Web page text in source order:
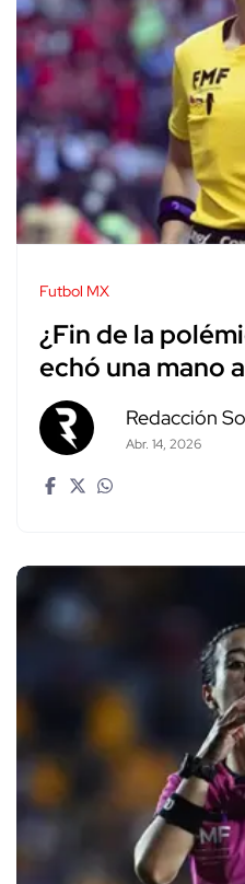
Futbol MX
¿Fin de la
echó una mano
Redacción
Abr. 14, 2026